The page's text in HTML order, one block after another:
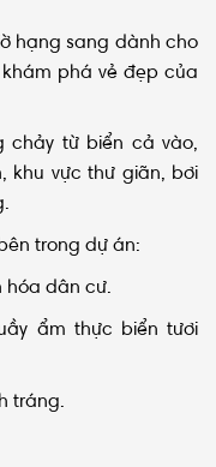
hạng sang dành cho
phá vẻ đẹp của
chảy từ biển cả vào,
khu vực thư giãn, bơi
trong dự án:
hóa dân cư.
ẩm thực biển tươi
tráng.